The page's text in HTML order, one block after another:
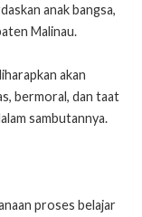
anak bangsa,
Malinau.
akan
bermoral, dan taat
sambutannya.
proses belajar